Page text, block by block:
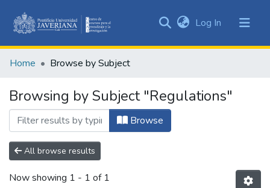
&
All of DSpace
Log In (current)
Home Browse by Subject
Browsing by Subject "Regulations"
Browse
All browse results
Now showing 1 - 1 of 1